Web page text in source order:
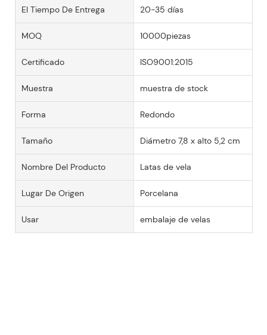
El Tiempo De Entrega 20-35 días
MOQ 10000piezas
Certificado ISO9001:2015
Muestra muestra de stock
Forma Redondo
Tamaño Diámetro 7,8 x alto 5,2 cm
Nombre Del Producto Latas de vela
Lugar De Origen Porcelana
Usar embalaje de velas